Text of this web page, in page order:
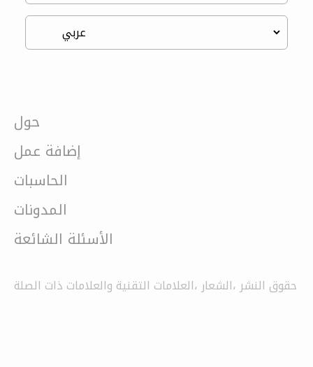
حول
إضافة عمل
الحاسبات
المدونات
الأسئلة الشائعة
حقوق النشر ،الشعار ،العلامات التقنية والعلامات ذات الصلة